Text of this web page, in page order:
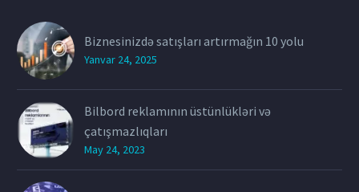
Biznesinizdə satışları artırmağın 10 yolu
Yanvar 24, 2025
Bilbord reklamının üstünlükləri və
çatışmazlıqları
May 24, 2023